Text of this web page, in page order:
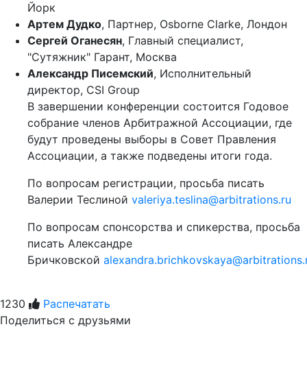
Йорк
Артем Дудко, Партнер, Оsborne Clarke, Лондон
Сергей Оганесян, Главный специалист,
"Сутяжник" Гарант, Москва
Александр Писемский, Исполнительный
директор, CSI Group
В завершении конференции состоится Годовое
собрание членов Арбитражной Ассоциации, где
будут проведены выборы в Совет Правления
Ассоциации, а также подведены итоги года.
По вопросам регистрации, просьба писать
Валерии Теслиной valeriya.teslina@arbitrations.ru
По вопросам спонсорства и спикерства, просьба
писать Александре
Бричковской
1230
Распечатать
Поделиться с друзьями